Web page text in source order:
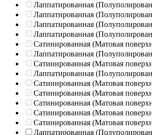
Лаппатированная
Лаппатированная
Лаппатированная
Лаппатированная
Сатинированная (Матовая
Лаппатированная
Сатинированная (Матовая
Лаппатированная
Сатинированная (Матовая
Сатинированная (Матовая
Сатинированная (Матовая
Сатинированная (Матовая
Сатинированная (Матовая
Лаппатированная